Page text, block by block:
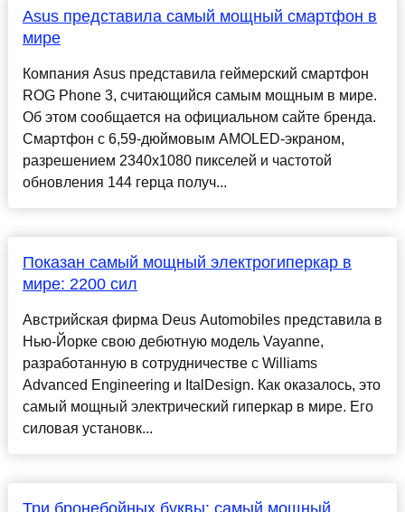
Asus представила самый мощный смартфон в
мире
Компания Asus представила геймерский смартфон
ROG Phone 3, считающийся самым мощным в мире.
Об этом сообщается на официальном сайте бренда.
Смартфон с 6,59-дюймовым AMOLED-экраном,
разрешением 2340х1080 пикселей и частотой
обновления 144 герца получ...
Показан самый мощный электрогиперкар в
мире: 2200 сил
Австрийская фирма Deus Automobiles представила в
Нью-Йорке свою дебютную модель Vayanne,
разработанную в сотрудничестве с Williams
Advanced Engineering и ItalDesign. Как оказалось, это
самый мощный электрический гиперкар в мире. Его
силовая установк...
Три бронебойных буквы: самый мощный